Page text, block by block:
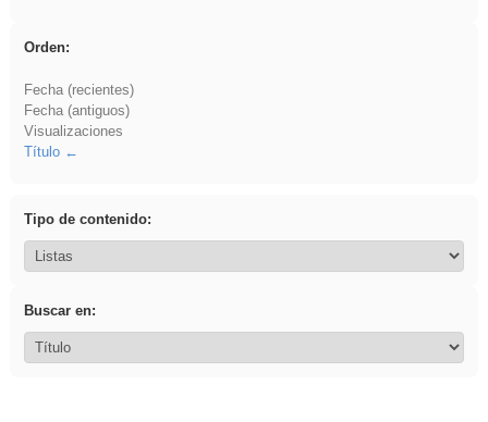
Orden:
Fecha (recientes)
Fecha (antiguos)
Visualizaciones
Título
Tipo de contenido:
Buscar en: